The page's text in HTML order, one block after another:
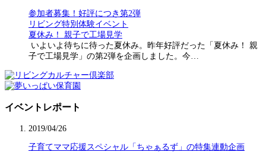
参加者募集！好評につき第2弾
リビング特別体験イベント
夏休み！ 親子で工場見学
いよいよ待ちに待った夏休み。昨年好評だった「夏休み！ 親
子で工場見学」の第2弾を企画しました。今…
イベントレポート
2019/04/26
子育てママ応援スペシャル「ちゃぁるず」の特集連動企画